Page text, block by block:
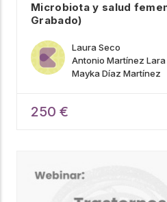
Microbiota y salud
Grabado)
Laura Seco
Antonio Martínez Lara
Mayka Díaz Martínez
250 €